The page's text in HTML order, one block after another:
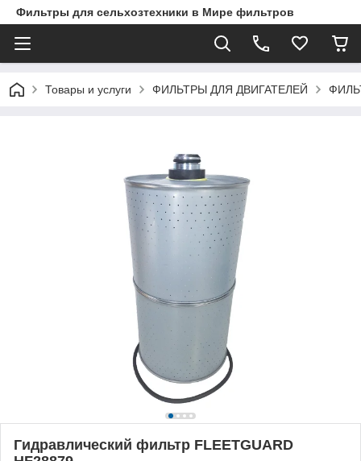
Фильтры для сельхозтехники в Мире фильтров
Товары и услуги ФИЛЬТРЫ ДЛЯ ДВИГАТЕЛЕЙ
Гидравлический фильтр FLEETGUARD